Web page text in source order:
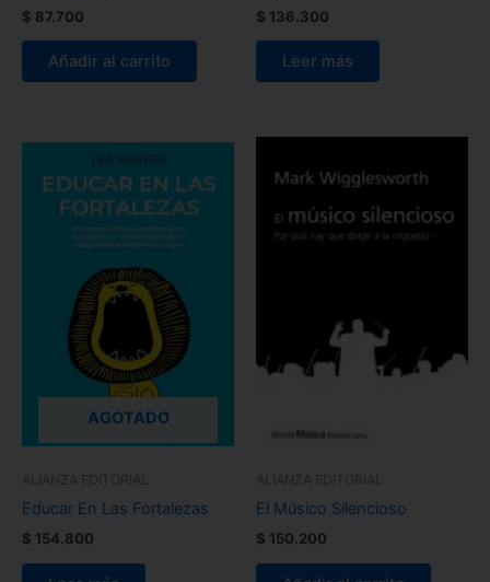
$ 87.700
Añadir al carrito
$ 136.300
Leer más
AGOTADO
ALIANZA EDITORIAL
Educar En Las Fortalezas
$ 154.800
ALIANZA EDITORIAL
El Músico Silencioso
$ 150.200